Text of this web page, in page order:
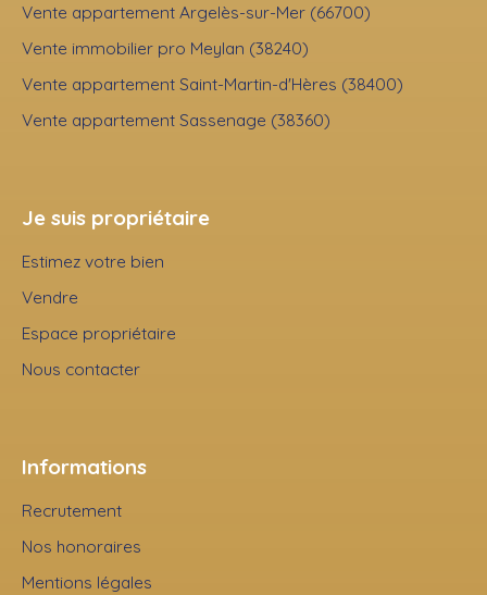
Vente appartement Argelès-sur-Mer (66700)
Vente immobilier pro Meylan (38240)
Vente appartement Saint-Martin-d'Hères (38400)
Vente appartement Sassenage (38360)
Je suis propriétaire
Estimez votre bien
Vendre
Espace propriétaire
Nous contacter
Informations
Recrutement
Nos honoraires
Mentions légales